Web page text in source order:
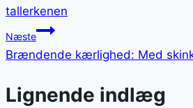
tallerkenen
Næste
Brændende kærlighed: Med
Lignende indlæg